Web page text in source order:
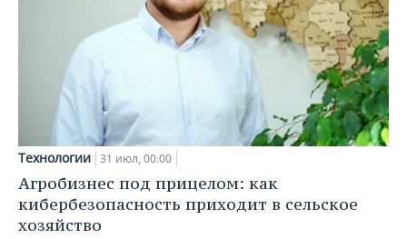
Технологии 31 июл, 00:00
Агробизнес под прицелом: как
кибербезопасность приходит в сельское
хозяйство